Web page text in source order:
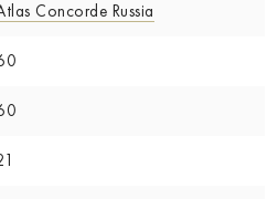
Concorde Russia